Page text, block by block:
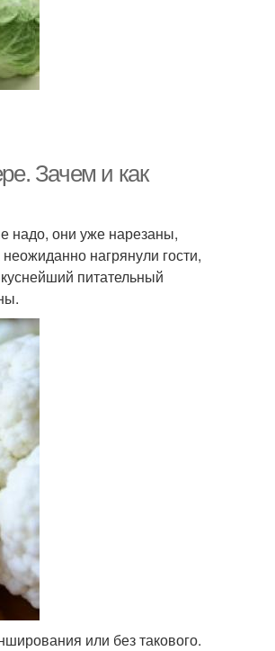
Зачем и как
надо, они уже нарезаны,
нагрянули гости,
питательный
или без такового.